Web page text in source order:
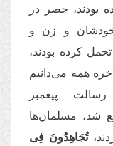
بودند، حصر در
خودشان و زن و
کرده بودند،
همه می‌دانیم
رسالت پیغمبر
شد، مسلمان‌ها
تُجَاهِدُونَ فِی